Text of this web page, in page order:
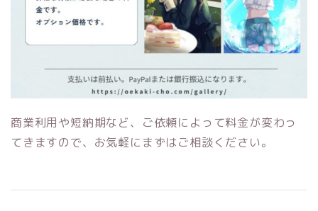
商業利用や短納期など、ご依頼によって料金が変わっ
てきますので、お気軽にまずはご相談ください。